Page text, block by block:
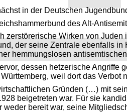
in der Deutschen
des Alt-
zerstörerische Wirken von
der seine Zentrale ebenfalls
hemmungslosen
dessen hetzerische Angriffe
weil dort das
Gründen (…) mit
beigetreten war. Für sie
bereit war, seine